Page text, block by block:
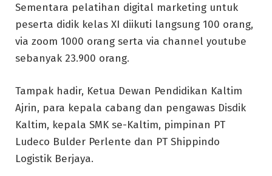
Sementara pelatihan digital marketing untuk
peserta didik kelas XI diikuti langsung 100 orang,
via zoom 1000 orang serta via channel youtube
sebanyak 23.900 orang.
Tampak hadir, Ketua Dewan Pendidikan Kaltim
Ajrin, para kepala cabang dan pengawas Disdik
Kaltim, kepala SMK se-Kaltim, pimpinan PT
Ludeco Bulder Perlente dan PT Shippindo
Logistik Berjaya.